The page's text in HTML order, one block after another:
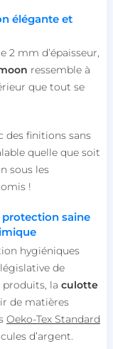
élégante et
2 mm d’épaisseur,
ressemble à
que tout se
des finitions sans
quelle que soit
sous les
!
saine
hygiéniques
de
la culotte
de matières
Oeko-Tex Standard
d’argent.